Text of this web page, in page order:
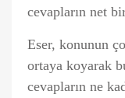
cevapların net
Eser, konunun
ortaya koyarak
cevapların ne